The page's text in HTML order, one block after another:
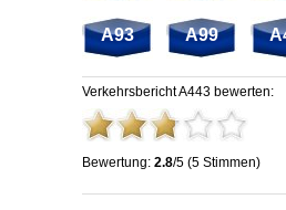
A93 A99
Verkehrsbericht A443 bewerten:
Bewertung: 2.8/5 (5 Stimmen)
Stau A443: Unfälle, Sperrung &